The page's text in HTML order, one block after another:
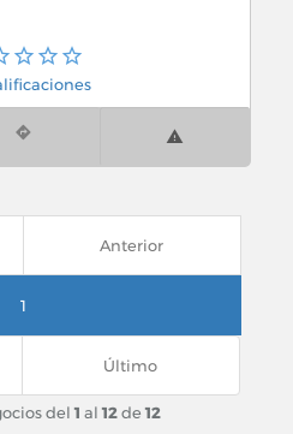
Anterior
1
Último
del1 al12de12